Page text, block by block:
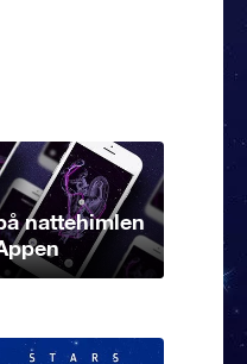
nattehimlen